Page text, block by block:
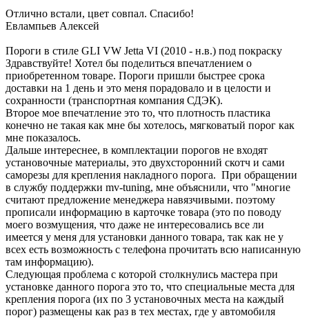
Отлично встали, цвет совпал. Спасибо!
Евлампьев Алексей
Пороги в стиле GLI VW Jetta VI (2010 - н.в.) под покраску
Здравствуйте! Хотел бы поделиться впечатлением о
приобретенном товаре. Пороги пришли быстрее срока
доставки на 1 день и это меня порадовало и в целости и
сохранности (транспортная компания СДЭК).
Второе мое впечатление это то, что плотность пластика
конечно не такая как мне бы хотелось, мягковатый порог как
мне показалось.
Дальше интереснее, в комплектации порогов не входят
установочные материалы, это двухсторонний скотч и сами
саморезы для крепления накладного порога. При обращении
в службу поддержки mv-tuning, мне объяснили, что "многие
считают предложение менеджера навязчивыми. поэтому
прописали информацию в карточке товара (это по поводу
моего возмущения, что даже не интересовались все ли
имеется у меня для установки данного товара, так как не у
всех есть возможность с телефона прочитать всю написанную
там информацию).
Следующая проблема с которой столкнулись мастера при
установке данного порога это то, что специальные места для
крепления порога (их по 3 установочных места на каждый
порог) размещены как раз в тех местах, где у автомобиля